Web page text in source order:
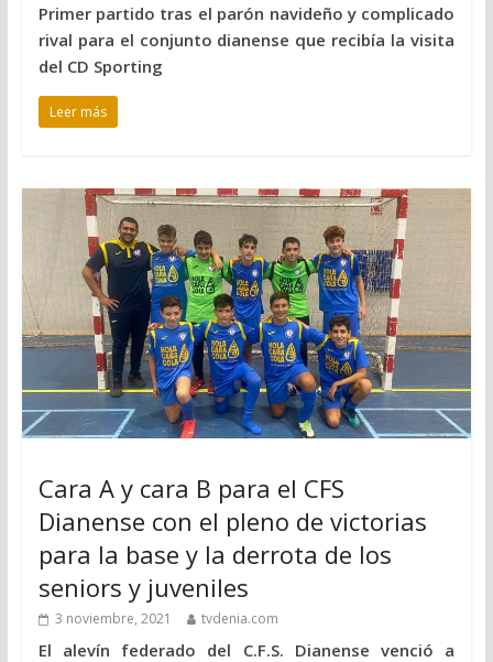
Primer partido tras el parón navideño y complicado
rival para el conjunto dianense que recibía la visita
del CD Sporting
Leer más
Cara A y cara B para el CFS
Dianense con el pleno de victorias
para la base y la derrota de los
seniors y juveniles
3 noviembre, 2021 tvdenia.com
El alevín federado del C.F.S. Dianense venció a